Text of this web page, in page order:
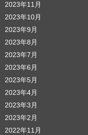
2023年11月
2023年10月
2023年9月
2023年8月
2023年7月
2023年6月
2023年5月
2023年4月
2023年3月
2023年2月
2022年11月